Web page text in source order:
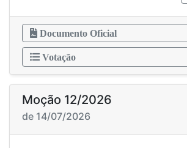
Documento Oficial
Votação
Moção 12/2026
de 14/07/2026